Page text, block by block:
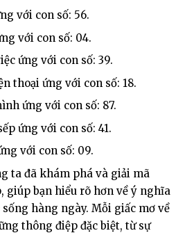
với con số: 56.
với con số: 04.
ứng với con số: 39.
thoại ứng với con số: 18.
ứng với con số: 87.
ứng với con số: 41.
với con số: 09.
ta đã khám phá và giải mã
giúp bạn hiểu rõ hơn về ý nghĩa
hàng ngày. Mỗi giấc mơ về
thông điệp đặc biệt, từ sự